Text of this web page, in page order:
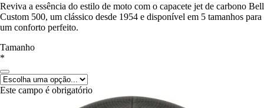
Reviva a essência do estilo de moto com o capacete jet de carbono Bell
Custom 500, um clássico desde 1954 e disponível em 5 tamanhos para
um conforto perfeito.
Tamanho
*
Este campo é obrigatório